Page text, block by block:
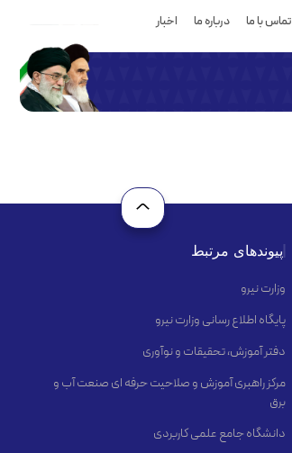
تماس با ما درباره ما اخبار
پیوندهای مرتبط
وزارت نیرو
پایگاه اطلاع رسانی وزارت نیرو
دفتر آموزش، تحقیقات و نوآوری
مرکز راهبری آموزش و صلاحیت حرفه ای صنعت آب و
برق
دانشگاه جامع علمی کاربردی